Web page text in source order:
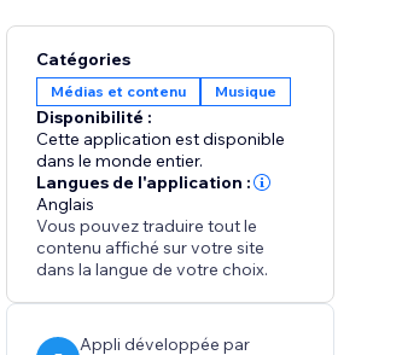
Catégories
Médias et contenu Musique
Disponibilité :
Cette application est disponible
dans le monde entier.
Langues de l'application :
Anglais
Vous pouvez traduire tout le
contenu affiché sur votre site
dans la langue de votre choix.
Appli développée par